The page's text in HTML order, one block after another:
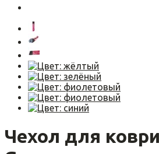
Чехол для